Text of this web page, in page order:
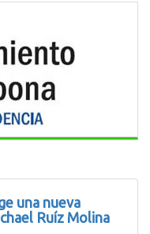
una nueva
Ruíz Molina